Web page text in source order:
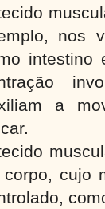
nos
intestino
a
cujo